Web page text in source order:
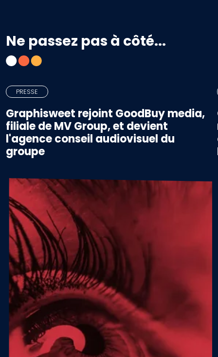
Ne passez pas à côté...
PRESSE
Graphisweet rejoint GoodBuy media,
filiale de MV Group, et devient
l'agence conseil audiovisuel du
groupe